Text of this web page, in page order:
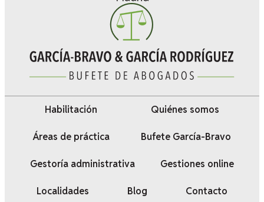
Habilitación Quiénes somos
Áreas de práctica Bufete García-Bravo
Gestoría administrativa Gestiones online
Localidades Blog Contacto